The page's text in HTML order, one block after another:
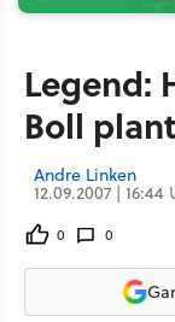
Legend:
Boll
Andre Linken
12.09.2007 |
0 0